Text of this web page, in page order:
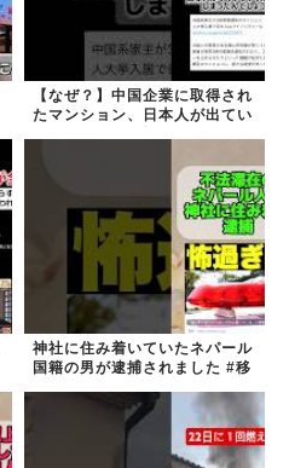
【なぜ？】中国企業に取得され
たマンション、日本人が出てい
神社に住み着いていたネパール
国籍の男が逮捕されました #移